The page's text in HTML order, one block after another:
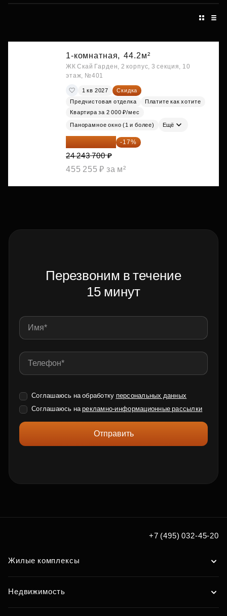
1-комнатная, 44.2м²
ЖК Скай Гарден, 2 корпус, 3 секция, 10
этаж, №401
1 кв 2027
Скидка
Предчистовая отделка
Платите как хотите
Квартира за 2 000 ₽/мес
Панорамное окно (1 и более) Ещё
20 122 271 ₽ -17%
24 243 700 ₽
455 255 ₽ за м²
Перезвоним в течение
15 минут
Соглашаюсь на обработку персональных данных
Соглашаюсь нарекламно-информационные рассылки
Отправить
+7 (495) 032-45-20
Жилые комплексы
Недвижимость